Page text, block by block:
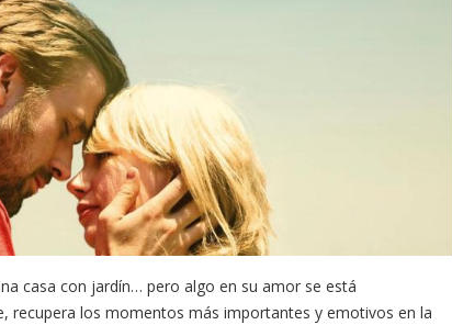
casa con jardín… pero algo en su amor se está
recupera los momentos más importantes y emotivos en la